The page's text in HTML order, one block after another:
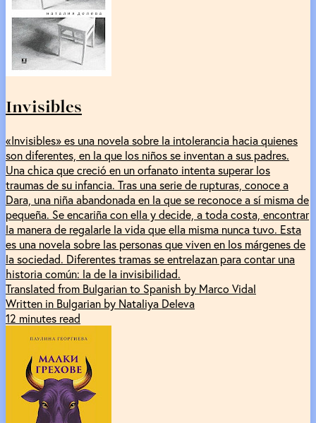
Invisibles
«Invisibles» es una novela sobre la intolerancia hacia quienes
son diferentes, en la que los niños se inventan a sus padres.
Una chica que creció en un orfanato intenta superar los
traumas de su infancia. Tras una serie de rupturas, conoce a
Dara, una niña abandonada en la que se reconoce a sí misma de
pequeña. Se encariña con ella y decide, a toda costa, encontrar
la manera de regalarle la vida que ella misma nunca tuvo. Esta
es una novela sobre las personas que viven en los márgenes de
la sociedad. Diferentes tramas se entrelazan para contar una
historia común: la de la invisibilidad.
Translated from Bulgarian to Spanish by Marco Vidal
Written in Bulgarian by Nataliya Deleva
12 minutes read